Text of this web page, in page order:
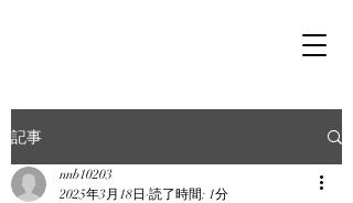
記事
nnb10203
2025年3月18日 読了時間: 1分